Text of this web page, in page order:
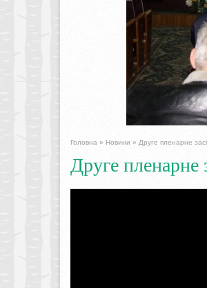
Головна » Новини » Друге пленарне
Друге пленарне